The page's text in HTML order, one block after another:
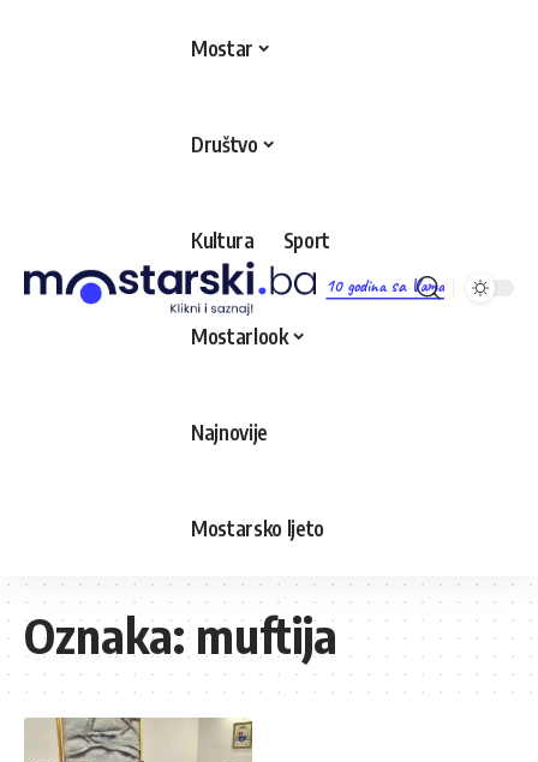
10 godina sa Vama
Mostar
Društvo
Kultura Sport
Mostarlook
Najnovije
Mostarsko ljeto
Oznaka:muftija